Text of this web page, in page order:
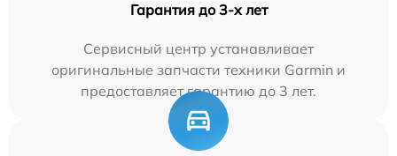
Гарантия до 3-х лет
Сервисный центр устанавливает
оригинальные запчасти техники Garmin и
предоставляет гарантию до 3 лет.